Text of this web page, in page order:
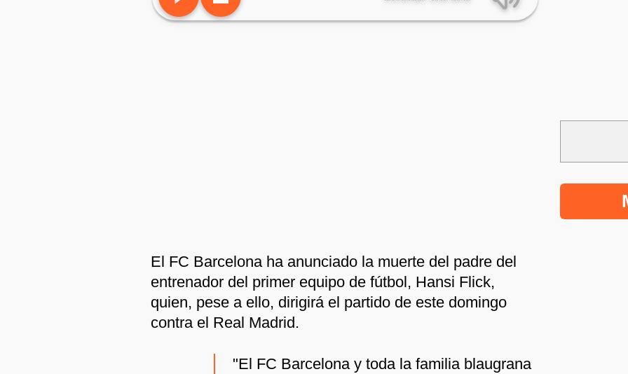
El FC Barcelona ha anunciado la muerte del padre del
entrenador del primer equipo de fútbol, Hansi Flick,
quien, pese a ello, dirigirá el partido de este domingo
contra el Real Madrid.
"El FC Barcelona y toda la familia blaugrana